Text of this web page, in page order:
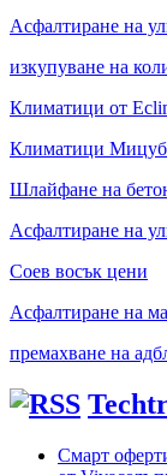
Асфалтиране на
изкупуване на
Климатици от
Климатици
Шлайфане на
Асфалтиране на
Соев восък цени
Асфалтиране на
премахване на
Смарт